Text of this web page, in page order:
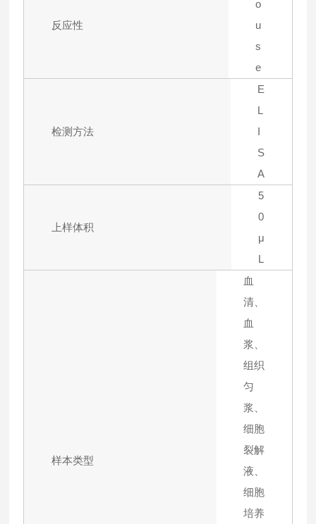
反应性
o
u
s
e
检测方法
E
L
I
S
A
上样体积
5
0
μ
L
样本类型
血
清、
血
浆、
组织
匀
浆、
细胞
裂解
液、
细胞
培养